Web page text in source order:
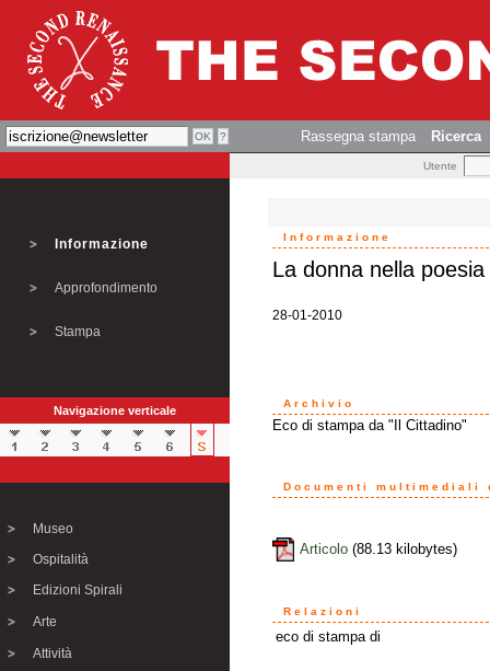
Rassegna stampa Ricerca
Utente
Informazione
Approfondimento
Stampa
Navigazione verticale
Museo
Ospitalità
Edizioni Spirali
Arte
Attività
Informazione
La donna nella
28-01-2010
Archivio
Eco di stampa da "Il Cittadino"
Documenti multimediali
Articolo(88.13 kilobytes)
Relazioni
eco di stampa di